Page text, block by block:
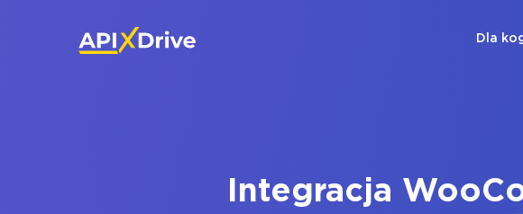
Dla
Integracja